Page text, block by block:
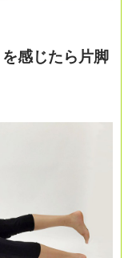
感じたら片脚